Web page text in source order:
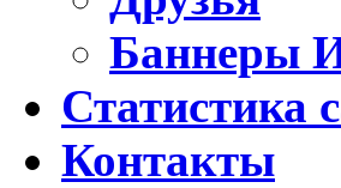
Баннеры
Статистика
Контакты